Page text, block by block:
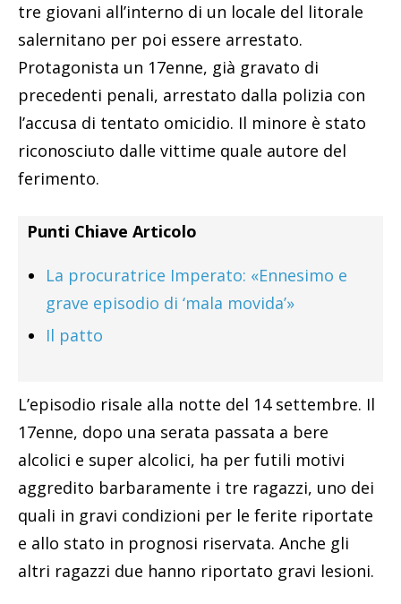
tre giovani all’interno di un locale del litorale
salernitano per poi essere arrestato.
Protagonista un 17enne, già gravato di
precedenti penali, arrestato dalla polizia con
l’accusa di tentato omicidio. Il minore è stato
riconosciuto dalle vittime quale autore del
ferimento.
Punti Chiave Articolo
La procuratrice Imperato: «Ennesimo e
grave episodio di ‘mala movida’»
Il patto
L’episodio risale alla notte del 14 settembre. Il
17enne, dopo una serata passata a bere
alcolici e super alcolici, ha per futili motivi
aggredito barbaramente i tre ragazzi, uno dei
quali in gravi condizioni per le ferite riportate
e allo stato in prognosi riservata. Anche gli
altri ragazzi due hanno riportato gravi lesioni.